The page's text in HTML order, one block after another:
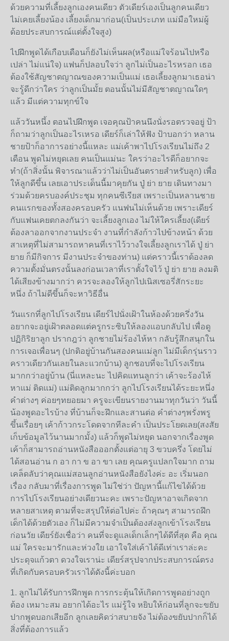
ด้วยความที่เลี้ยงลูกเองคนเดียว ตัวเดียร์เองเป็นลูกคนเดียว
ไม่เคยเลี้ยงน้อง เลี้ยงเด็กมาก่อน(เป็นประเภท แม่มือใหม่ผู้
ด้อยประสบการณ์แต่ตั้งใจสูง)
ไปฝึกพูดได้เกือบเดือนก็ยังไม่เห็นผล(หรือแม่ใจร้อนไปหรือ
เปล่า ไม่แน่ใจ) แฟนก็ปลอบใจว่า ลูกไม่เป็นอะไรหรอก เธอ
ต้องใช้สัญชาตญาณของความเป็นแม่ เธอเลี้ยงลูกมาเธอน่า
จะรู้ดีกว่าใคร ว่าลูกเป็นมั้ย ตอนนั้นไม่มีสัญชาตญาณใดๆ
แล้ว มีแต่ความทุกข์ใจ
แล้ววันหนึ้ง ตอนไปฝึกพูด เจอคุณป้าคนนึงนั่งรอตรวจอยู่ ป้า
ก็ถามว่าลูกเป็นอะไรเหรอ เดียร์ก็เล่าให้ฟัง ป้าบอกว่า หลาน
ชายป้าก็อาการอย่างนี้แหละ แม่เค้าพาไปโรงเรียนไม่ถึง 2
เดือน พูดไม่หยุดเลย คนเป็นแม่นะ ใครว่าอะไรดีก็อยากจะ
ทำ(ถ้าสิ่งนั้น พิจารณาแล้วว่าไม่เป็นอันตรายสำหรับลูก) เพื่อ
ให้ลูกดีขึ้น เลยเอาประเด็นนี้มาคุยกัน ปู่ ย่า ยาย เดินทางมา
ร่วมด้วยครบองค์ประชุม ทุกคนซีเรียส เพราะเป็นหลานชาย
คนแรกของทั้งสองครอบครัว แนฟนไม่เห็นด้วย เพราะเดียร์
กับแฟนเคยตกลงกันว่า จะเลี้ยงลูกเอง ไม่ให้ใครเลี้ยง(เดียร์
ต้องลาออกจากงานประจำ งานที่กำลังก้าวไปข้างหน้า ด้วย
สาเหตุที่ไม่สามารถหาคนที่เราไว้วางใจเลี้ยงลูกเราได้ ปู่ ย่า
ยาย ก็มีกิจการ มีงานประจำของท่าน) แต่คราวนี้เราต้องลด
ความตั้งมั่นตรงนั้นลงก่อนเวลาที่เราตั้งใจไว้ ปู่ ย่า ยาย ลงมติ
ได้เสียงข้างมากว่า ควรจะลองให้ลูกไปเนิสเซอรี่สักระยะ
หนึ่ง ถ้าไม่ดีขึ้นก็จะหาวิธีอื่น
วันแรกที่ลูกไปโรงเรียน เดียร์ไปนั่งเฝ้าในห้องด้วยครึ่งวัน
อยากจะอยู่เฝ้าตลอดแต่ครูกระซิบให้ลองแอบกลับไป เพื่อดู
ปฏิกิริยาลูก ปรากฎว่า ลูกชายไม่ร้องไห้หา กลับรู้สึกสนุกใน
การเจอเพื่อนๆ (ปกติอยู่บ้านกันสองคนแม่ลูก ไม่มีเด็กรุ่นราว
คราวเดียวกันเลยในละแวกบ้าน) ลูกชอบที่จะไปโรงเรียน
มากกว่าอยู่บ้าน (นี่แหละนะ ไปคิดแทนลูกว่า เค้าจะร้องไห้
หาแม่ ติดแม่) แม่ติดลูกมากกว่า ลูกไปโรงเรียนได้ระยะหนึ่ง
คำต่างๆ ค่อยๆทยอยมา ครูจะเขียนรายงานมาทุกวันว่า วันนี้
น้องพูดอะไรบ้าง ที่บ้านก็จะฝึกและสานต่อ คำต่างๆพรั่งพรู
ขึ้นเรื่อยๆ เค้าก้าวกระโดดจากทีละคำ เป็นประโยดเลย(สงสัย
เก็บข้อมูลไว้นานมากมั้ง) แล้วก็พูดไม่หยุด นอกจากเรื่องพูด
เค้าก็สามารถอ่านหนังสือออกตั้งแต่อายุ 3 ขวบครึ่ง โดยไม่
ได้สอนอ่าน ก อา กา ข อา ขา เลย คุณครูแปลกใจมาก ถาม
เคล็ดลับว่าคุณแม่สอนลูกอ่านหนังสือยังไงค่ะ อะ เริ่มนอก
เรื่อง กลับมาที่เรื่องการพูด ไม่ใช่ว่า ปัญหานี้แก้ไขได้ด้วย
การไปโรงเรียนอย่างเดียวนะคะ เพราะปัญหาอาจเกิดจาก
หลายสาเหตุ ตามที่จะสรุปให้ต่อไปค่ะ ถ้าคุณๆ สามารถฝึก
เด็กได้ด้วยตัวเอง ก็ไม่มีความจำเป็นต้องส่งลูกเข้าโรงเรียน
ก่อนวัย เดียร์ยังเชื่อว่า คนที่จะดูแลเด็กเล็กๆได้ดีที่สุด คือ คุณ
แม่ ใครจะมารักและห่วงใย เอาใจใส่เค้าได้ดีเท่าเราล่ะคะ
ประดุจแก้วตา ดวงใจเราน่ะ เดียร์สรุปจากประสบการณ์ตรง
ที่เกิดกับครอบครัวเราได้ดังนี้ค่ะบอก
1. ลูกไม่ได้รับการฝึกพูด การกระตุ้นให้เกิดการพูดอย่างถูก
ต้อง เหมาะสม อยากได้อะไร แม่รู้ใจ หยิบให้ก่อนที่ลูกจะขยับ
ปากพูดบอกเสียอีก ลูกเลยคิดว่าสบายจัง ไม่ต้องขยับปากก็ได้
สิ่งที่ต้องการแล้ว